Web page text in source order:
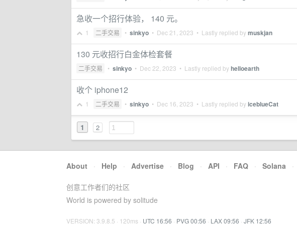
急收一个招行体验， 140 元。
1 二手交易 • sinkyo • Dec 21, 2023 • Lastly replied bymuskjan
130 元收招行白金体检套餐
二手交易 • sinkyo • Dec 22, 2023 • Lastly replied byhelloearth
收个 iphone12
1 二手交易 • sinkyo • Dec 16, 2023 • Lastly replied byiceblueCat
1 2
About · Help · Advertise · Blog · API · FAQ · Solana ·
创意工作者们的社区
World is powered by solitude
VERSION: 3.9.8.5 · 120ms · UTC 16:56 · PVG 00:56 · LAX 09:56 · JFK 12:56